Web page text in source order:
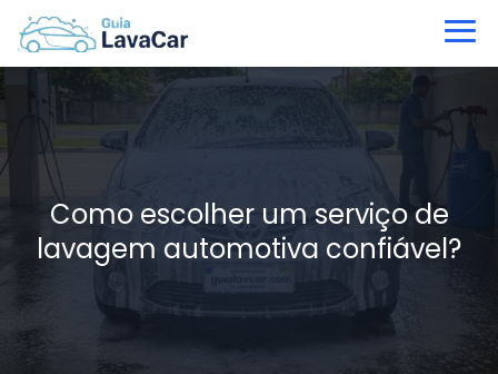
Como escolher um serviço de
lavagem automotiva confiável?